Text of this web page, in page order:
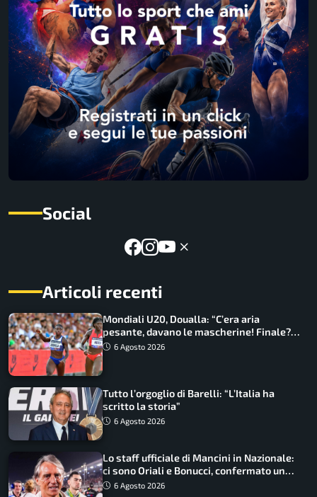
Social
Articoli recenti
Mondiali U20, Doualla: “C’era aria
pesante, davano le mascherine! Finale?
Non ho nulla da perdere”
6 Agosto 2026
Tutto l’orgoglio di Barelli: “L’Italia ha
scritto la storia”
6 Agosto 2026
Lo staff ufficiale di Mancini in Nazionale:
ci sono Oriali e Bonucci, confermato un
ritorno
6 Agosto 2026